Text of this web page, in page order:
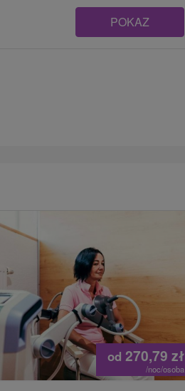
POKAZ
od 270,79 zł
/noc/osoba